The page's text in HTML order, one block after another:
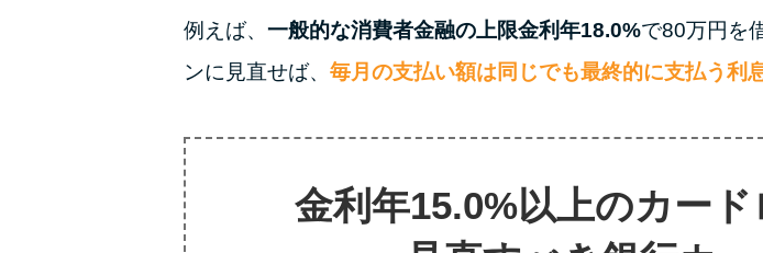
例えば、 一般的な消費者金融の上限金利年18.0%で80万円を
ンに見直せば、 毎月の支払い額は同じでも最終的に支払う利
金利年15.0%以上のカー